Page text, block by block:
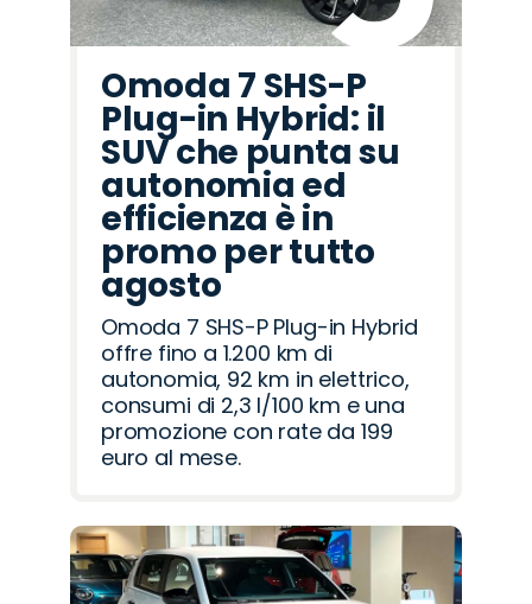
Omoda 7 SHS-P
Plug-in Hybrid: il
SUV che punta su
autonomia ed
efficienza è in
promo per tutto
agosto
Omoda 7 SHS-P Plug-in Hybrid
offre fino a 1.200 km di
autonomia, 92 km in elettrico,
consumi di 2,3 l/100 km e una
promozione con rate da 199
euro al mese.